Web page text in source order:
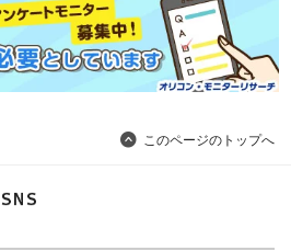
このページのトップへ